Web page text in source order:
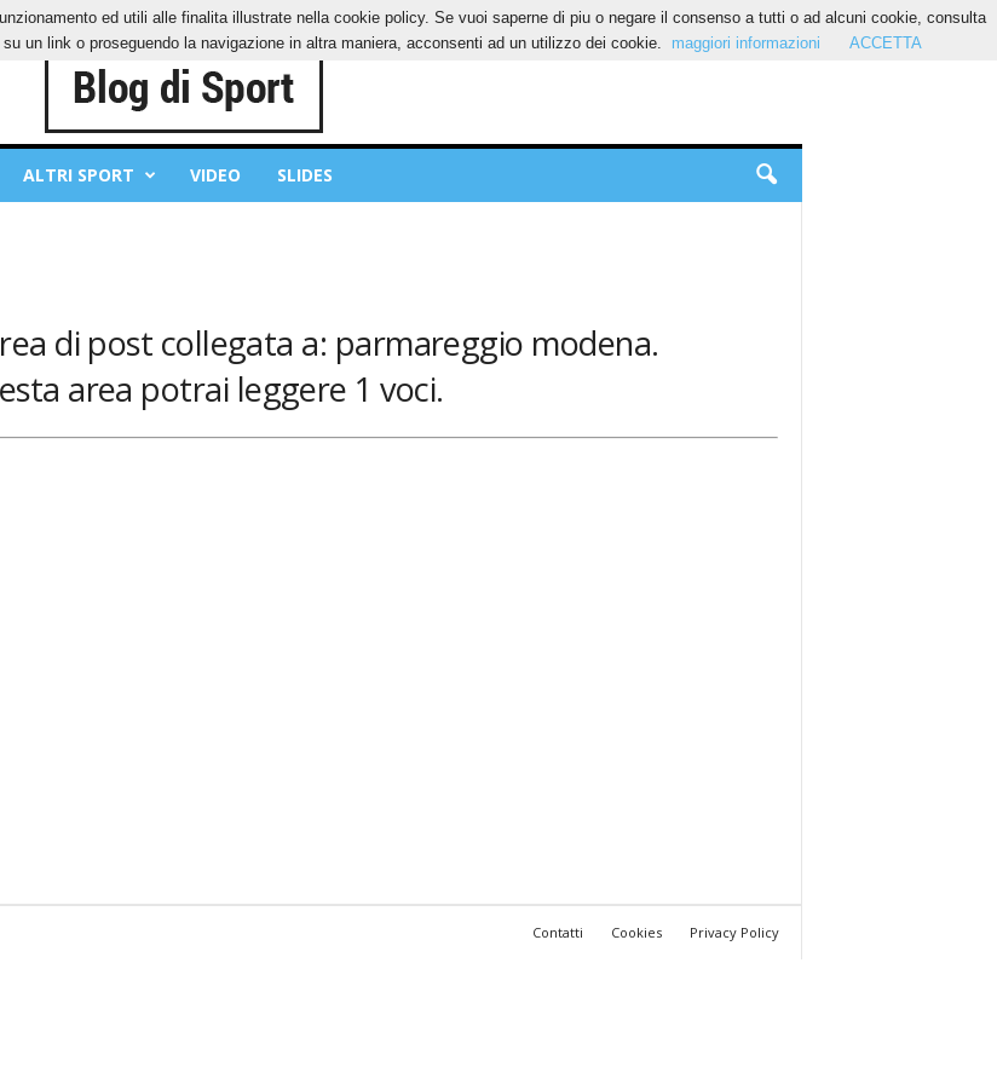
POLICY
ALTRI SPORT VIDEO SLIDES
di post collegata a: parmareggio modena.
area potrai leggere 1 voci.
Contatti Cookies Privacy Policy
ed utili alle finalita illustrate nella cookie policy. Se vuoi saperne di piu o negare il consenso a tutti o ad alcuni cookie, consulta
un link o proseguendo la navigazione in altra maniera, acconsenti ad un utilizzo dei cookie.
maggiori informazioni ACCETTA